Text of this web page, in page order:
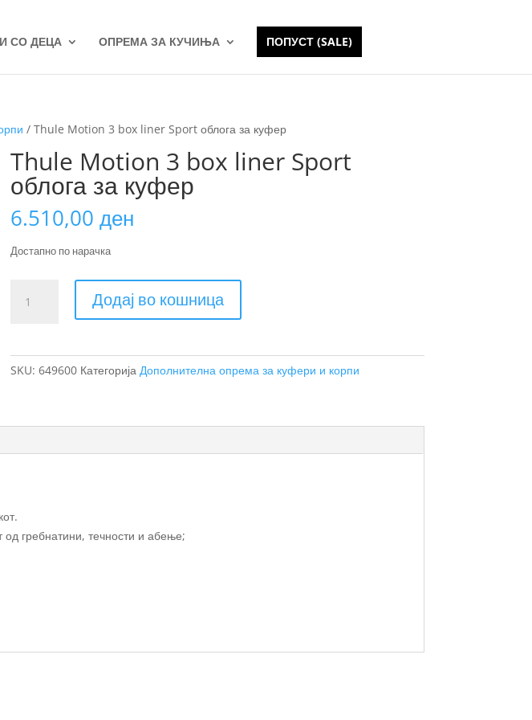
СО ДЕЦА ОПРЕМА ЗА КУЧИЊА ПОПУСТ (SALE)
/ Thule Motion 3 box liner Sport облога за куфер
Thule Motion 3 box liner Sport
облога за куфер
6.510,00 ден
Достапно по нарачка
Motion
количина
Додај во кошница
SKU: 649600 Категорија Дополнителна опрема за куфери и корпи
од гребнатини, течности и абење;